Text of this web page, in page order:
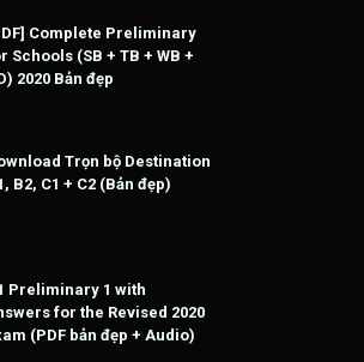
Complete Preliminary
Schools (SB + TB + WB +
2020 Bản đẹp
Trọn bộ Destination
B2, C1 + C2 (Bản đẹp)
Preliminary 1 with
for the Revised 2020
(PDF bản đẹp + Audio)